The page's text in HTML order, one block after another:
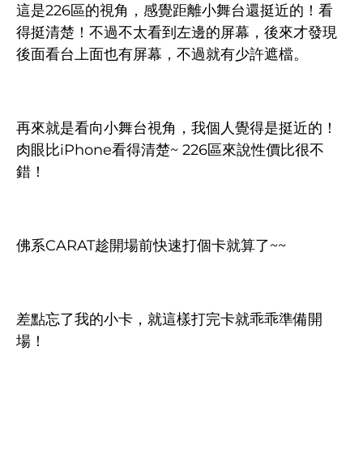
這是226區的視角，感覺距離小舞台還挺近的！看
得挺清楚！不過不太看到左邊的屏幕，後來才發現
後面看台上面也有屏幕，不過就有少許遮檔。
再來就是看向小舞台視角，我個人覺得是挺近的！
肉眼比iPhone看得清楚~ 226區來說性價比很不
錯！
佛系CARAT趁開場前快速打個卡就算了~~
差點忘了我的小卡，就這樣打完卡就乖乖準備開
場！